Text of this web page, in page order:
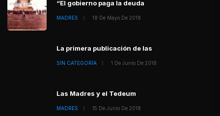
“El gobierno paga la deuda
MADRES 18 De Mayo De 2018
La primera publicación de las
SIN CATEGORÍA 1 De Junio De 2018
Las Madres y el Tedeum
MADRES 15 De Junio De 2018